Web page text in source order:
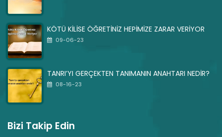
KÖTÜ KİLİSE ÖĞRETİNİZ HEPİMİZE ZARAR VERİYOR
09-06-23
TANRI’YI GERÇEKTEN TANIMANIN ANAHTARI NEDİR?
08-16-23
Bizi Takip Edin